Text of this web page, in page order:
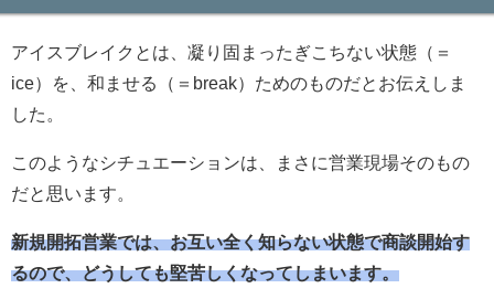
アイスブレイクとは、凝り固まったぎこちない状態（＝
ice）を、和ませる（＝break）ためのものだとお伝えしま
した。
このようなシチュエーションは、まさに営業現場そのもの
だと思います。
新規開拓営業では、お互い全く知らない状態で商談開始す
るので、どうしても堅苦しくなってしまいます。